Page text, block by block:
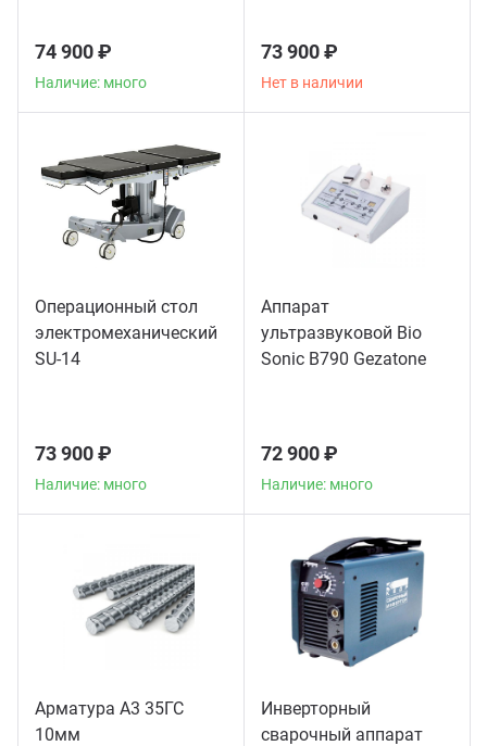
74 900 ₽
Наличие: много
73 900 ₽
Нет в наличии
Операционный стол
электромеханический
SU-14
73 900 ₽
Наличие: много
Аппарат
ультразвуковой Bio
Sonic B790 Gezatone
72 900 ₽
Наличие: много
Арматура А3 35ГС
10мм
Инверторный
сварочный аппарат